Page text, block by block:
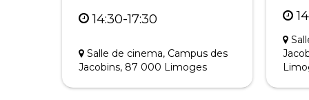
14:30-17:30
Salle de cinema, Campus des
Jacobins, 87 000 Limoges